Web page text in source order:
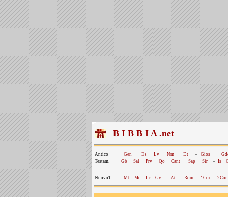
B I B B I A .net
Antico Gen Es Lv Nm Dt - Gios
Testam.
Gb Sal Prv Qo Cant Sap Sir - Is
NuovoT. Mt Mc Lc Gv - At - Rom 1Cor 2Cor